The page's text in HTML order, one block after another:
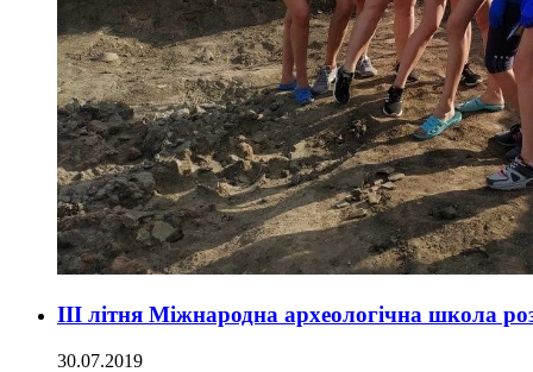
ІІІ літня Міжнародна археологічна школа
30.07.2019